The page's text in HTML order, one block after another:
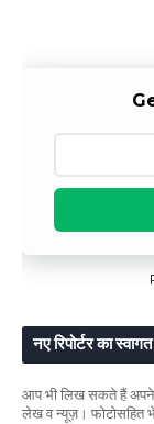
नए रिपोर्टर का
आप भी लिख सकते हैं अपने
लेख व न्यूज़। फोटोसहित